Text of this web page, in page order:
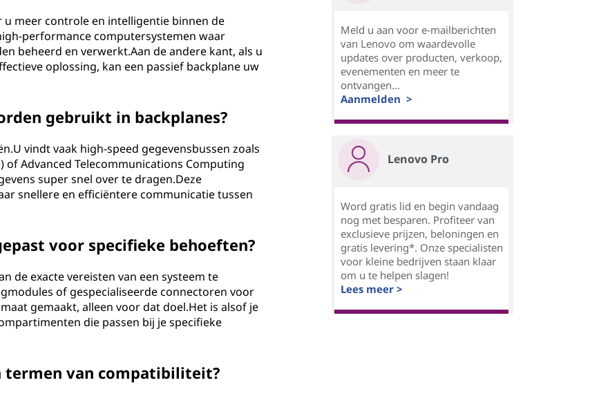
meer controle en intelligentie binnen de
performance computersystemen waar
beheerd en verwerkt.Aan de andere kant, als u
oplossing, kan een passief backplane uw
gebruikt in backplanes?
vindt vaak high-speed gegevensbussen zoals
Advanced Telecommunications Computing
super snel over te dragen.Deze
snellere en efficiëntere communicatie tussen
voor specifieke behoeften?
de exacte vereisten van een systeem te
of gespecialiseerde connectoren voor
gemaakt, alleen voor dat doel.Het is alsof je
die passen bij je specifieke
termen van compatibiliteit?
Meld u aan voor e-mailberichten
van Lenovo om waardevolle
updates over producten, verkoop,
evenementen en meer te
ontvangen...
Aanmelden >
Lenovo Pro
Word gratis lid en begin vandaag
nog met besparen. Profiteer van
exclusieve prijzen, beloningen en
gratis levering*. Onze specialisten
voor kleine bedrijven staan klaar
om u te helpen slagen!
Lees meer >